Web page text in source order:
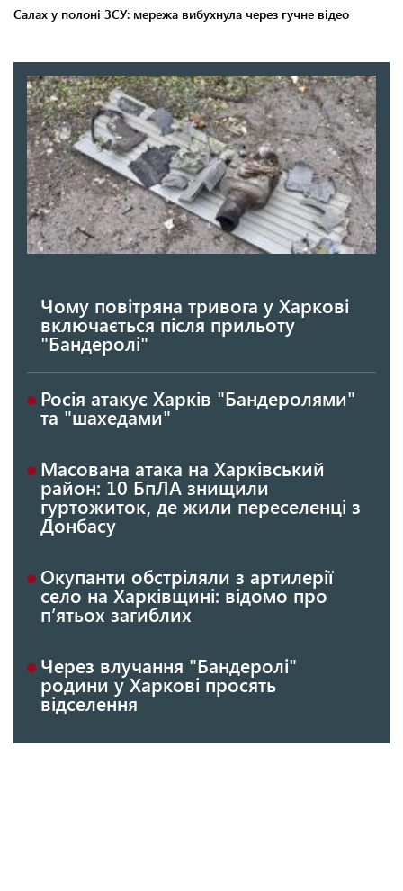
Чому повітряна тривога у Харкові
включається після прильоту
"Бандеролі"
Росія атакує Харків "Бандеролями"
та "шахедами"
Масована атака на Харківський
район: 10 БпЛА знищили
гуртожиток, де жили переселенці з
Донбасу
Окупанти обстріляли з артилерії
село на Харківщині: відомо про
п’ятьох загиблих
Через влучання "Бандеролі"
родини у Харкові просять
відселення